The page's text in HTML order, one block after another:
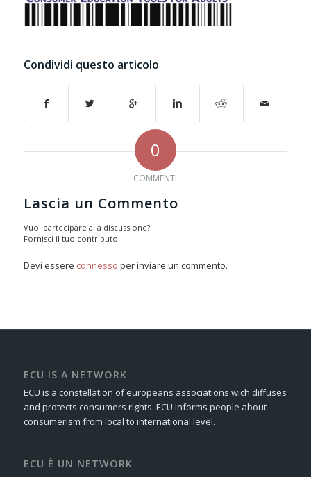
Condividi questo articolo
0
COMMENTI
Lascia un Commento
Vuoi partecipare alla discussione?
Fornisci il tuo contributo!
Devi essere connesso per inviare un commento.
ECU IS A NETWORK
ECU is a constellation of europeans associations wich diffuses
and protects consumers rights. ECU informs people about
consumerism from local to international level.
ECU È UN NETWORK